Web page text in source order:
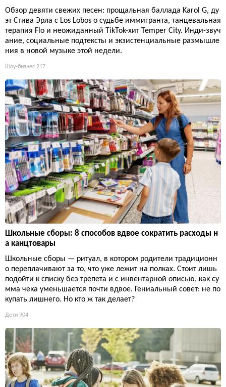
Обзор девяти свежих песен: прощальная баллада Karol G, ду
эт Стива Эрла с Los Lobos о судьбе иммигранта, танцевальная
терапия Flo и неожиданный TikTok-хит Temper City. Инди-звуч
ание, социальные подтексты и экзистенциальные размышле
ния в новой музыке этой недели.
Шоу-бизнес 217
Школьные сборы: 8 способов вдвое сократить расходы н
а канцтовары
Школьные сборы — ритуал, в котором родители традиционн
о переплачивают за то, что уже лежит на полках. Стоит лишь
подойти к списку без трепета и с инвентарной описью, как су
мма чека уменьшается почти вдвое. Гениальный совет: не по
купать лишнего. Но кто ж так делает?
Дети 904